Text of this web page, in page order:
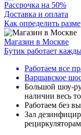
Рассрочка на 50%
Доставка и оплата
Как определить
Магазин в Москве
Бутик работает
Работаем все
Варшавское
Большой шоу-
наличии весь
Работаем без
Зал